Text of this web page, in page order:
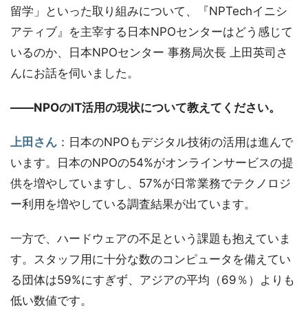
留学」といった取り組みについて、『NPTechイニシ
アティブ』を主宰する日本NPOセンターはどう感じて
いるのか、日本NPOセンター 事務局次長 上田英司さ
んにお話を伺いました。
――NPOのIT活用の現状について教えてください。
上田さん ：日本のNPOもデジタル技術の活用は進んで
います。日本のNPOの54%がオンラインサービスの提
供を増やしていますし、57%が日常業務でテクノロジ
ー利用を増やしている調査結果が出ています。
一方で、ハードウェアの不足という課題も抱えていま
す。スタッフ用に十分な数のコンピュータを備えてい
る団体は59%にすぎず、アジアの平均（69％）よりも
低い数値です。